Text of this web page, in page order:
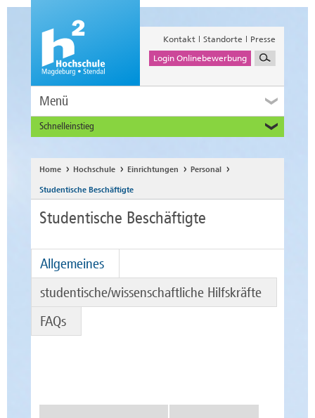
Kontakt Standorte
Presse
Login Onlinebewerbung
Menü
Schnelleinstieg
Alumni
Unternehmen und Institutionen
Studierende
Beschäftigte
Home Hochschule Einrichtungen Personal
Studentische Beschäftigte
Studentische Beschäftigte
Allgemeines
studentische/wissenschaftliche Hilfskräfte
FAQs